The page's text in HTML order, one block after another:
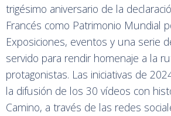
trigésimo aniversario de la
Francés como Patrimonio Mundial
Exposiciones, eventos y una serie
servido para rendir homenaje a la
protagonistas. Las iniciativas de
la difusión de los 30 vídeos con
Camino, a través de las redes